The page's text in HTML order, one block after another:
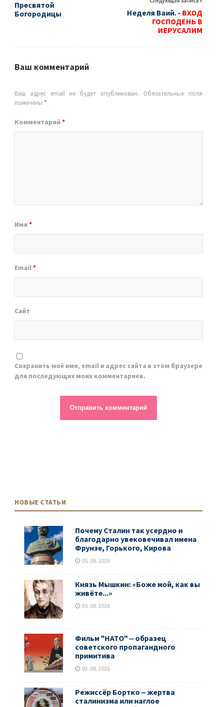
Пресвятой
Богородицы
Неделя Ваий. - ВХОД
ГОСПОДЕНЬ В
ИЕРУСАЛИМ
Ваш комментарий
Ваш адрес email не будет опубликован.
Обязательные поля
помечены *
Комментарий *
Имя *
Email*
Сайт
Сохранить моё имя, email и адрес сайта в этом браузере
для последующих моих комментариев.
НОВЫЕ СТАТЬИ
Почему Сталин так усердно и
благодарно увековечивал имена
Фрунзе, Горького, Кирова
05. 08. 2026
Князь Мышкин: «Боже мой, как вы
живёте...»
05. 08. 2026
Фильм "НАТО" ‒ образец
советского пропагандного
примитива
03. 08. 2026
Режиссёр Бортко ‒ жертва
сталинизма или наглое